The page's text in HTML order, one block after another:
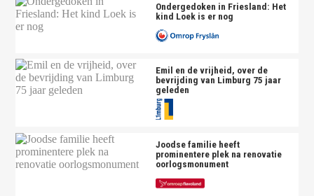
Ondergedoken in Friesland: Het
kind Loek is er nog
Emil en de vrijheid, over de
bevrijding van Limburg 75 jaar
geleden
Joodse familie heeft
prominentere plek na renovatie
oorlogsmonument